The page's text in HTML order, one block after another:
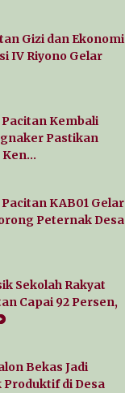
Gizi dan Ekonomi
IV Riyono Gelar
Kembali
Pastikan
Ken…
KAB01 Gelar
Peternak Desa
Sekolah Rakyat
Capai 92 Persen,
Bekas Jadi
di Desa